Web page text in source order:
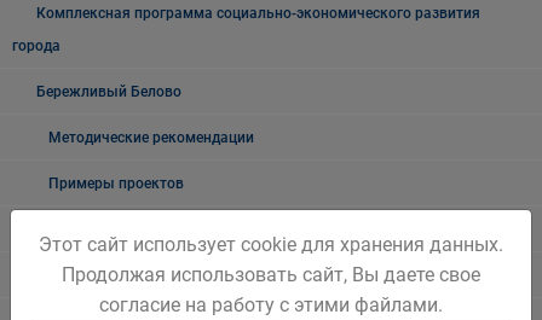
Комплексная программа социально-экономического развития
города
Бережливый Белово
Методические рекомендации
Примеры проектов
Трудовые отношения
Этот сайт использует cookie для хранения данных.
Продолжая использовать сайт, Вы даете свое
согласие на работу с этими файлами.